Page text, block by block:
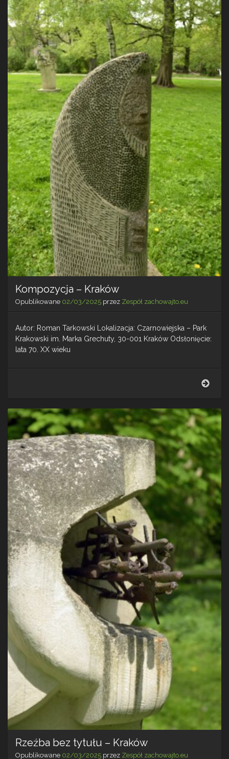
Kompozycja – Kraków
Opublikowane 02/03/2025 przez Zespół zachowajto.eu
Autor: Roman Tarkowski Lokalizacja: Czarnowiejska – Park
Krakowski im. Marka Grechuty, 30-001 Kraków Odsłonięcie:
lata 70. XX wieku
Rzeźba bez tytułu – Kraków
Opublikowane 02/03/2025 przez Zespół zachowajto.eu